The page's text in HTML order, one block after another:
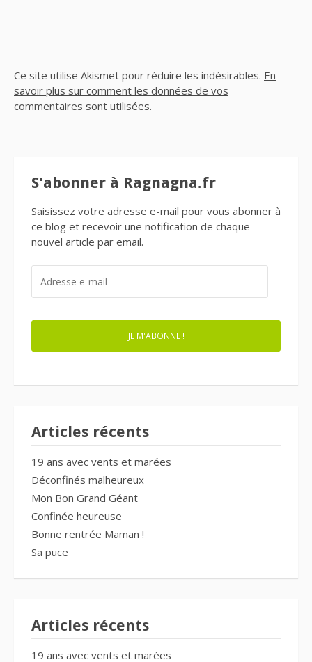
Ce site utilise Akismet pour réduire les indésirables. En
savoir plus sur comment les données de vos
commentaires sont utilisées.
S'abonner à Ragnagna.fr
Saisissez votre adresse e-mail pour vous abonner à
ce blog et recevoir une notification de chaque
nouvel article par email.
MAIL
JE M'ABONNE !
Articles récents
19 ans avec vents et marées
Déconfinés malheureux
Mon Bon Grand Géant
Confinée heureuse
Bonne rentrée Maman !
Sa puce
Articles récents
19 ans avec vents et marées